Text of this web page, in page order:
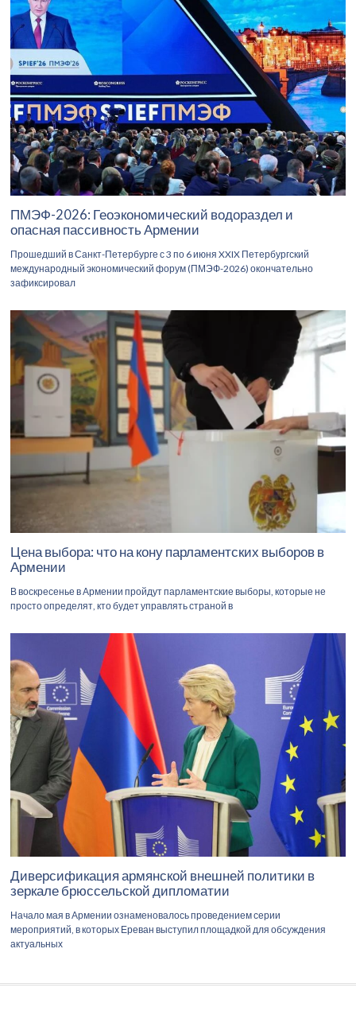
ПМЭФ-2026: Геоэкономический водораздел и
опасная пассивность Армении
Прошедший в Санкт-Петербурге с 3 по 6 июня XXIX Петербургский
международный экономический форум (ПМЭФ-2026) окончательно
зафиксировал
Цена выбора: что на кону парламентских выборов в
Армении
В воскресенье в Армении пройдут парламентские выборы, которые не
просто определят, кто будет управлять страной в
Диверсификация армянской внешней политики в
зеркале брюссельской дипломатии
Начало мая в Армении ознаменовалось проведением серии
мероприятий, в которых Ереван выступил площадкой для обсуждения
актуальных